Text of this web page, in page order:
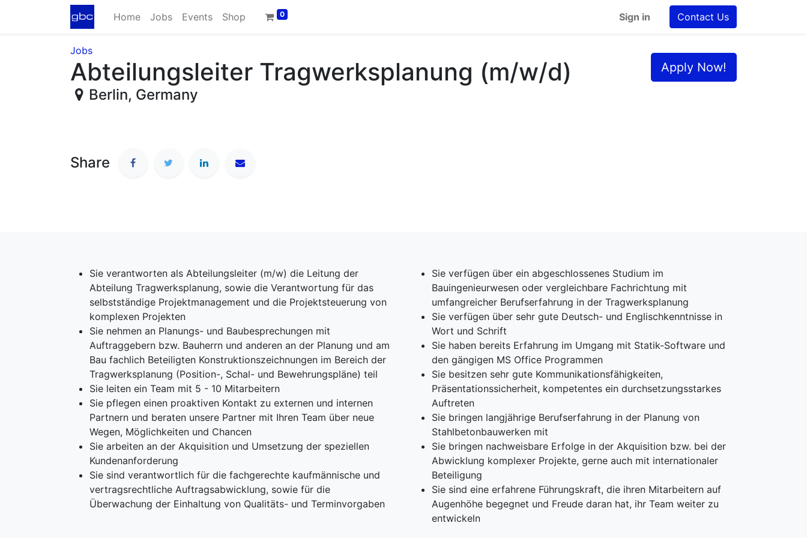
Home Jobs Events Shop 0 Sign in Contact Us
Apply Now!
Jobs
Abteilungsleiter Tragwerksplanung (m/w/d)
Berlin, Germany
Share
Sie verantworten als Abteilungsleiter (m/w) die Leitung der
Abteilung Tragwerksplanung, sowie die Verantwortung für das
selbstständige Projektmanagement und die Projektsteuerung von
komplexen Projekten
Sie nehmen an Planungs- und Baubesprechungen mit
Auftraggebern bzw. Bauherrn und anderen an der Planung und am
Bau fachlich Beteiligten Konstruktionszeichnungen im Bereich der
Tragwerksplanung (Position-, Schal- und Bewehrungspläne) teil
Sie leiten ein Team mit 5 - 10 Mitarbeitern
Sie pflegen einen proaktiven Kontakt zu externen und internen
Partnern und beraten unsere Partner mit Ihren Team über neue
Wegen, Möglichkeiten und Chancen
Sie arbeiten an der Akquisition und Umsetzung der speziellen
Kundenanforderung
Sie sind verantwortlich für die fachgerechte kaufmännische und
vertragsrechtliche Auftragsabwicklung, sowie für die
Überwachung der Einhaltung von Qualitäts- und Terminvorgaben
Sie verfügen über ein abgeschlossenes Studium im
Bauingenieurwesen oder vergleichbare Fachrichtung mit
umfangreicher Berufserfahrung in der Tragwerksplanung
Sie verfügen über sehr gute Deutsch- und Englischkenntnisse in
Wort und Schrift
Sie haben bereits Erfahrung im Umgang mit Statik-Software und
den gängigen MS Office Programmen
Sie besitzen sehr gute Kommunikationsfähigkeiten,
Präsentationssicherheit, kompetentes ein durchsetzungsstarkes
Auftreten
Sie bringen langjährige Berufserfahrung in der Planung von
Stahlbetonbauwerken mit
Sie bringen nachweisbare Erfolge in der Akquisition bzw. bei der
Abwicklung komplexer Projekte, gerne auch mit internationaler
Beteiligung
Sie sind eine erfahrene Führungskraft, die ihren Mitarbeitern auf
Augenhöhe begegnet und Freude daran hat, ihr Team weiter zu
entwickeln